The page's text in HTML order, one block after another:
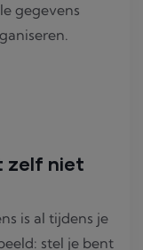
gegevens
zelf niet
is al tijdens je
stel je bent